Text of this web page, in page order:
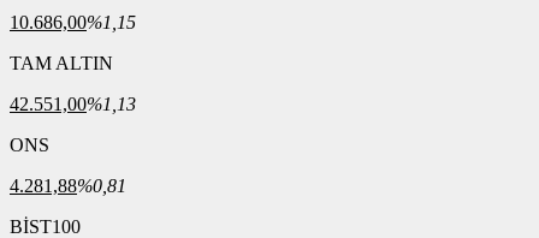
10.686,00%1,15
TAM ALTIN
42.551,00%1,13
ONS
4.281,88%0,81
BİST100